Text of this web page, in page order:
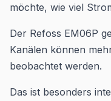
möchte, wie viel
Der Refoss EM06P
Kanälen können
beobachtet werden.
Das ist besonders